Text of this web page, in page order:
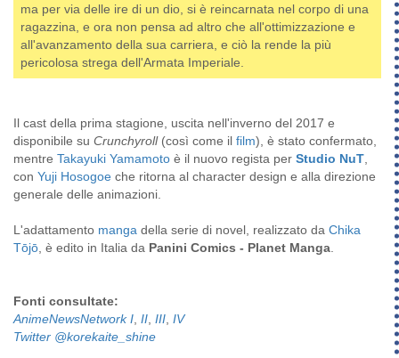
ma per via delle ire di un dio, si è reincarnata nel corpo di una
ragazzina, e ora non pensa ad altro che all'ottimizzazione e
all'avanzamento della sua carriera, e ciò la rende la più
pericolosa strega dell'Armata Imperiale.
Il cast della prima stagione, uscita nell'inverno del 2017 e
disponibile su Crunchyroll (così come il film), è stato confermato,
mentre Takayuki Yamamoto è il nuovo regista per Studio NuT,
con Yuji Hosogoe che ritorna al character design e alla direzione
generale delle animazioni.
L'adattamento manga della serie di novel, realizzato da Chika
Tōjō, è edito in Italia da Panini Comics - Planet Manga.
Fonti consultate:
AnimeNewsNetwork I, II, III, IV
Twitter @korekaite_shine